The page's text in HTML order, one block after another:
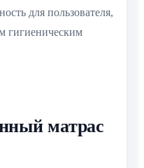
для пользователя,
гигиеническим
матрас